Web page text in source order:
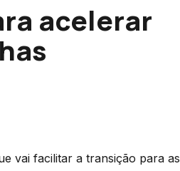
acelerar
vai facilitar a transição para as